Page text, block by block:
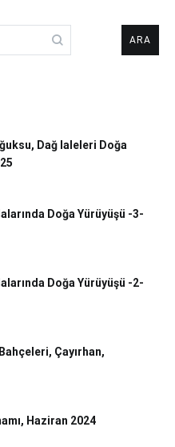
Dağ laleleri Doğa
Doğa Yürüyüşü -3-
Doğa Yürüyüşü -2-
Çayırhan,
Haziran 2024